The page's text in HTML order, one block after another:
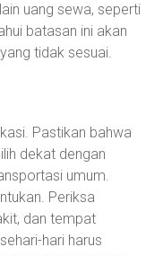
uang sewa, seperti
batasan ini akan
tidak sesuai.
Pastikan bahwa
dekat dengan
umum.
Periksa
dan tempat
hari harus